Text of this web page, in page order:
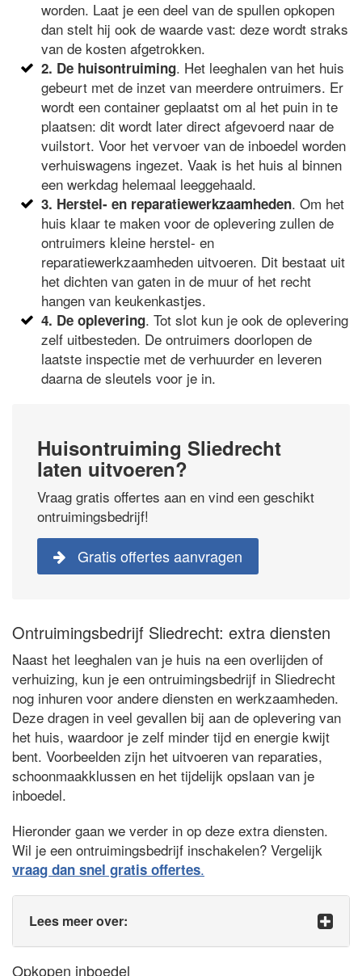
worden. Laat je een deel van de spullen opkopen
dan stelt hij ook de waarde vast: deze wordt straks
van de kosten afgetrokken.
2. De huisontruiming. Het leeghalen van het huis
gebeurt met de inzet van meerdere ontruimers. Er
wordt een container geplaatst om al het puin in te
plaatsen: dit wordt later direct afgevoerd naar de
vuilstort. Voor het vervoer van de inboedel worden
verhuiswagens ingezet. Vaak is het huis al binnen
een werkdag helemaal leeggehaald.
3. Herstel- en reparatiewerkzaamheden. Om het
huis klaar te maken voor de oplevering zullen de
ontruimers kleine herstel- en
reparatiewerkzaamheden uitvoeren. Dit bestaat uit
het dichten van gaten in de muur of het recht
hangen van keukenkastjes.
4. De oplevering. Tot slot kun je ook de oplevering
zelf uitbesteden. De ontruimers doorlopen de
laatste inspectie met de verhuurder en leveren
daarna de sleutels voor je in.
Huisontruiming Sliedrecht
laten uitvoeren?
Vraag gratis offertes aan en vind een geschikt
ontruimingsbedrijf!
Gratis offertes aanvragen
Ontruimingsbedrijf Sliedrecht: extra diensten
Naast het leeghalen van je huis na een overlijden of
verhuizing, kun je een ontruimingsbedrijf in Sliedrecht
nog inhuren voor andere diensten en werkzaamheden.
Deze dragen in veel gevallen bij aan de oplevering van
het huis, waardoor je zelf minder tijd en energie kwijt
bent. Voorbeelden zijn het uitvoeren van reparaties,
schoonmaakklussen en het tijdelijk opslaan van je
inboedel.
Hieronder gaan we verder in op deze extra diensten.
Wil je een ontruimingsbedrijf inschakelen? Vergelijk
vraag dan snel gratis offertes.
Lees meer over:
Opkopen inboedel